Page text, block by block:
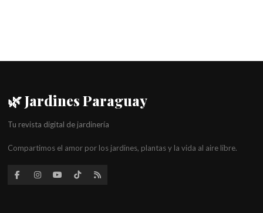
🌿 Jardines Paraguay
Tu revista digital de jardinería
Compartimos el amor por los jardines, plantas y la vida al aire libre.